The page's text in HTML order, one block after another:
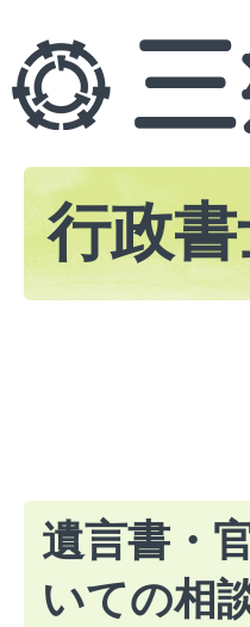
行政
遺言書・
いての相